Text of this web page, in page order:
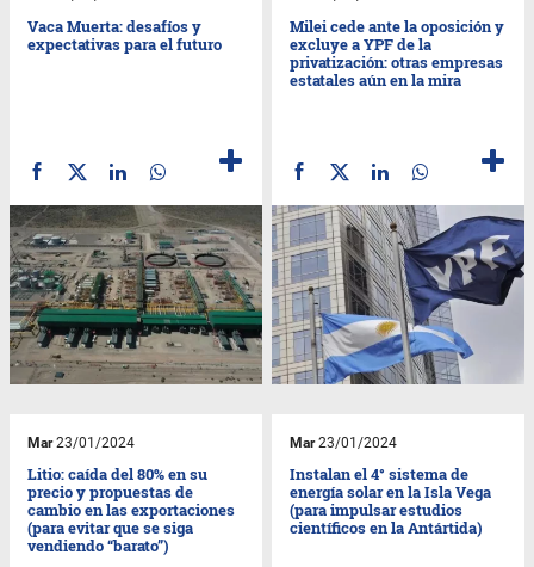
Vaca Muerta: desafíos y
expectativas para el futuro
Milei cede ante la oposición y
excluye a YPF de la
privatización: otras empresas
estatales aún en la mira
Mar23/01/2024
Litio: caída del 80% en su
precio y propuestas de
cambio en las exportaciones
(para evitar que se siga
vendiendo “barato”)
Mar23/01/2024
Instalan el 4° sistema de
energía solar en la Isla Vega
(para impulsar estudios
científicos en la Antártida)